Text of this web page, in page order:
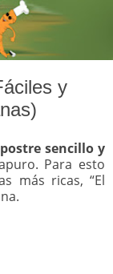
y
postre sencillo y
Para esto
más ricas, “El